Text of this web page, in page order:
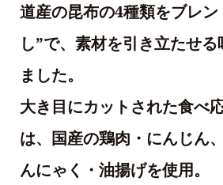
道産の昆布の4種類をブレン
し”で、素材を引き立たせ
ました。
大き目にカットされた食べ
は、国産の鶏肉・にんじん
んにゃく・油揚げを使用。